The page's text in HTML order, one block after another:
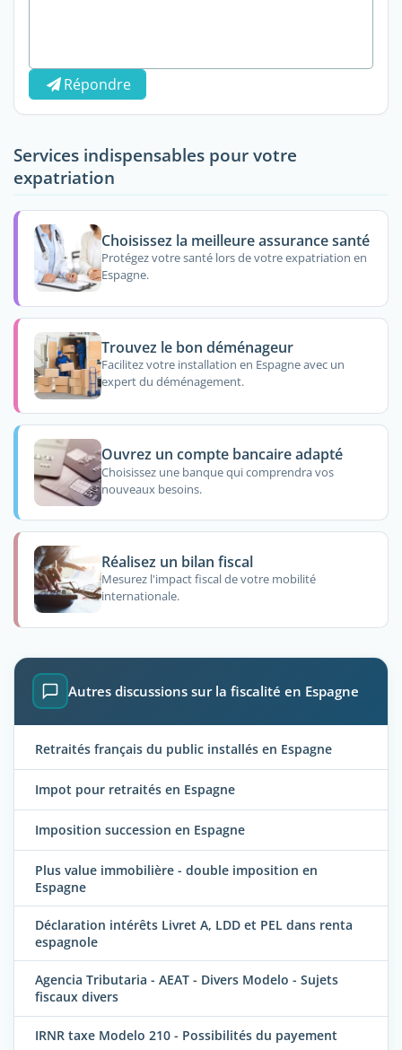
Répondre
Services indispensables pour votre
expatriation
Choisissez la meilleure assurance santé
Protégez votre santé lors de votre expatriation en
Espagne.
Trouvez le bon déménageur
Facilitez votre installation en Espagne avec un
expert du déménagement.
Ouvrez un compte bancaire adapté
Choisissez une banque qui comprendra vos
nouveaux besoins.
Réalisez un bilan fiscal
Mesurez l'impact fiscal de votre mobilité
internationale.
Autres discussions sur la fiscalité en Espagne
Retraités français du public installés en Espagne
Impot pour retraités en Espagne
Imposition succession en Espagne
Plus value immobilière - double imposition en
Espagne
Déclaration intérêts Livret A, LDD et PEL dans renta
espagnole
Agencia Tributaria - AEAT - Divers Modelo - Sujets
fiscaux divers
IRNR taxe Modelo 210 - Possibilités du payement